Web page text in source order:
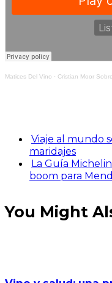
Matices Del Vino · Cristian Moor
Viaje al mundo
maridajes
La Guía
boom para
You Might